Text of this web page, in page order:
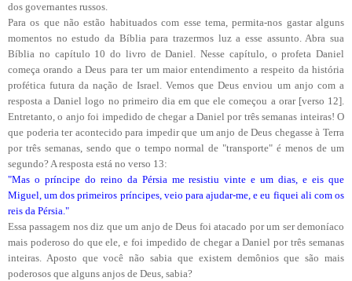
dos governantes russos.
Para os que não estão habituados com esse tema, permita-nos gastar alguns
momentos no estudo da Bíblia para trazermos luz a esse assunto. Abra sua
Bíblia no capítulo 10 do livro de Daniel. Nesse capítulo, o profeta Daniel
começa orando a Deus para ter um maior entendimento a respeito da história
profética futura da nação de Israel. Vemos que Deus enviou um anjo com a
resposta a Daniel logo no primeiro dia em que ele começou a orar [verso 12].
Entretanto, o anjo foi impedido de chegar a Daniel por três semanas inteiras! O
que poderia ter acontecido para impedir que um anjo de Deus chegasse à Terra
por três semanas, sendo que o tempo normal de "transporte" é menos de um
segundo? A resposta está no verso 13:
"Mas o príncipe do reino da Pérsia me resistiu vinte e um dias, e eis que
Miguel, um dos primeiros príncipes, veio para ajudar-me, e eu fiquei ali com os
reis da Pérsia."
Essa passagem nos diz que um anjo de Deus foi atacado por um ser demoníaco
mais poderoso do que ele, e foi impedido de chegar a Daniel por três semanas
inteiras. Aposto que você não sabia que existem demônios que são mais
poderosos que alguns anjos de Deus, sabia?